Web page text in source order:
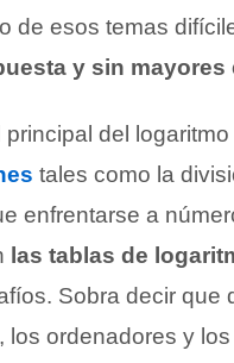
de esos temas
y sin
principal del
tales como la
enfrentarse a
las tablas de
Sobra decir que
los ordenadores y